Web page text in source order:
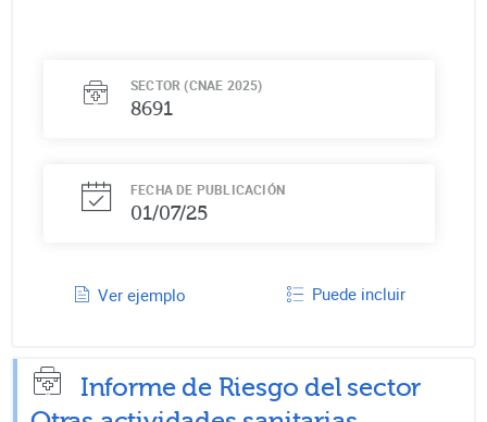
SECTOR (CNAE 2025)
8691
FECHA DE PUBLICACIÓN
01/07/25
Ver ejemplo Puede incluir
Informe de Riesgo del sector